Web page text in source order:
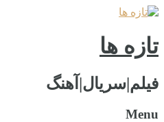
تازه ها
فیلم|سریال|آهنگ
Menu